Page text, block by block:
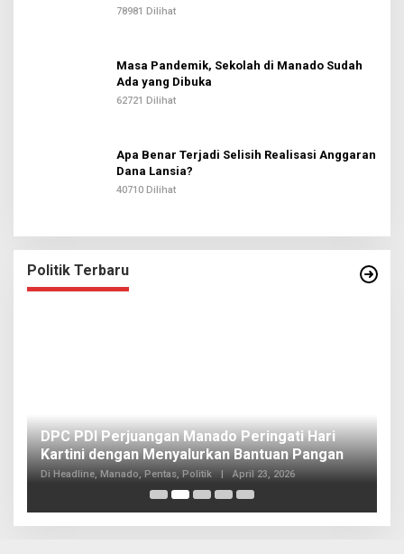
78981 Dilihat
Masa Pandemik, Sekolah di Manado Sudah
Ada yang Dibuka
62721 Dilihat
Apa Benar Terjadi Selisih Realisasi Anggaran
Dana Lansia?
40710 Dilihat
Politik Terbaru
DPC PDI Perjuangan Manado Peringati Hari
Kartini dengan Menyalurkan Bantuan Pangan
Di Headline, Manado, Pentas, Politik | April 23, 2026